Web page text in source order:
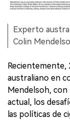
Experto
Colin
Recientemente,
australiano en
Mendelsoh, con
actual, los
las políticas de